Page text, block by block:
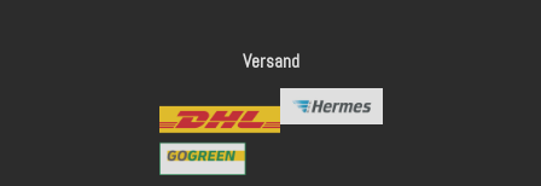
Versand